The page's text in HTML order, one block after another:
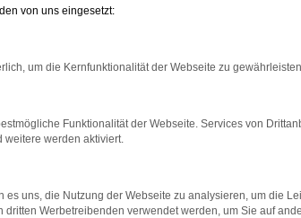
bestimmter Seiten verhindern.
beheben.
auf dem neuesten Stand sind.
kann auch dazu führen, dass
von uns eingesetzt:
um die Kernfunktionalität der Webseite zu
Funktionalität der Webseite. Services von
weitere werden aktiviert.
es uns, die Nutzung der Webseite zu analysieren, um die
dritten Werbetreibenden verwendet werden, um Sie auf